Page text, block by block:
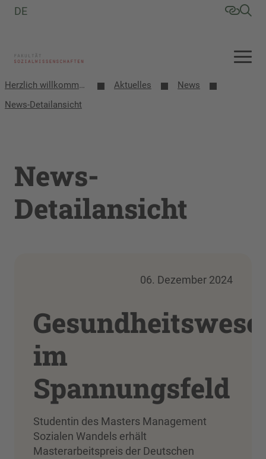
DE
Herzlich willkommen an der Fakultät Sozialwissenschaften Aktuelles
News
News-Detailansicht
News-
Detailansicht
06. Dezember 2024
im
Spannungsfeld
Studentin des Masters Management
Sozialen Wandels erhält
Masterarbeitspreis der Deutschen